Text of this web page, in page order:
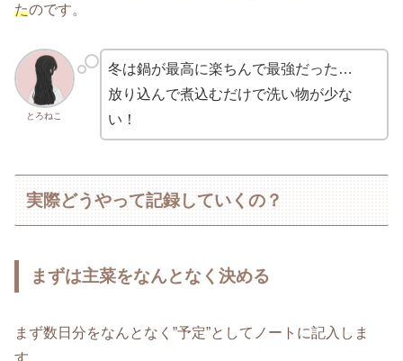
たのです。
とろねこ
冬は鍋が最高に楽ちんで最強だった…
放り込んで煮込むだけで洗い物が少な
い！
実際どうやって記録していくの？
まずは主菜をなんとなく決める
まず数日分をなんとなく”予定”としてノートに記入しま